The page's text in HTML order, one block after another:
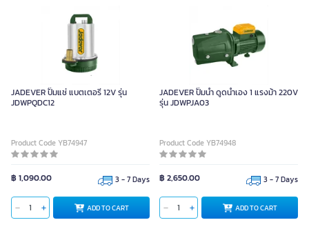
JADEVER ปั๊มแช่ แบตเตอรี่ 12V รุ่น
JDWPQDC12
Product Code YB74947
฿ 1,090.00 3 - 7 Days
ADD TO CART
JADEVER ปั๊มน้ำ ดูดน้ำเอง 1 แรงม้า 220V
รุ่น JDWPJA03
Product Code YB74948
฿ 2,650.00 3 - 7 Days
ADD TO CART